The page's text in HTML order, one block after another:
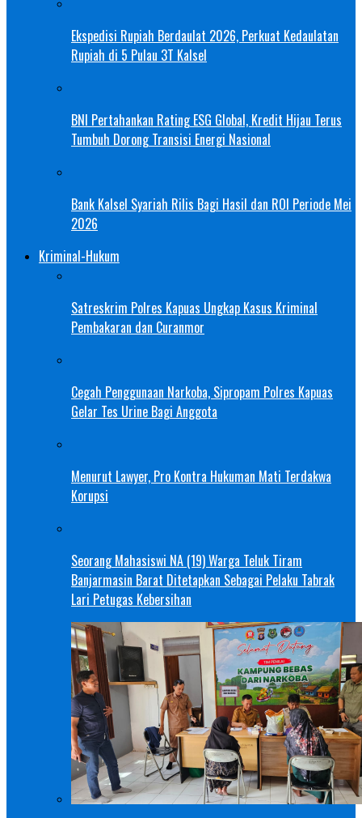
Ekspedisi Rupiah Berdaulat 2026, Perkuat Kedaulatan
Rupiah di 5 Pulau 3T Kalsel
BNI Pertahankan Rating ESG Global, Kredit Hijau Terus
Tumbuh Dorong Transisi Energi Nasional
Bank Kalsel Syariah Rilis Bagi Hasil dan ROI Periode Mei
2026
Kriminal-Hukum
Satreskrim Polres Kapuas Ungkap Kasus Kriminal
Pembakaran dan Curanmor
Cegah Penggunaan Narkoba, Sipropam Polres Kapuas
Gelar Tes Urine Bagi Anggota
Menurut Lawyer, Pro Kontra Hukuman Mati Terdakwa
Korupsi
Seorang Mahasiswi NA (19) Warga Teluk Tiram
Banjarmasin Barat Ditetapkan Sebagai Pelaku Tabrak
Lari Petugas Kebersihan